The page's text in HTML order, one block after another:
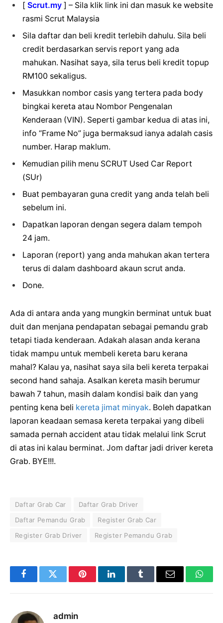
[ Scrut.my ] – Sila klik link ini dan masuk ke website
rasmi Scrut Malaysia
Sila daftar dan beli kredit terlebih dahulu. Sila beli
credit berdasarkan servis report yang ada
mahukan. Nasihat saya, sila terus beli kredit topup
RM100 sekaligus.
Masukkan nombor casis yang tertera pada body
bingkai kereta atau Nombor Pengenalan
Kenderaan (VIN). Seperti gambar kedua di atas ini,
info “Frame No” juga bermaksud ianya adalah casis
number. Harap maklum.
Kemudian pilih menu SCRUT Used Car Report
(SUr)
Buat pembayaran guna credit yang anda telah beli
sebelum ini.
Dapatkan laporan dengan segera dalam tempoh
24 jam.
Laporan (report) yang anda mahukan akan tertera
terus di dalam dashboard akaun scrut anda.
Done.
Ada di antara anda yang mungkin berminat untuk buat
duit dan menjana pendapatan sebagai pemandu grab
tetapi tiada kenderaan. Adakah alasan anda kerana
tidak mampu untuk membeli kereta baru kerana
mahal? Kalau ya, nasihat saya sila beli kereta terpakai
second hand sahaja. Asalkan kereta masih berumur
bawah 7 tahun, masih dalam kondisi baik dan yang
penting kena beli kereta jimat minyak. Boleh dapatkan
laporan keadaan semasa kereta terpakai yang dibeli
samada pernah accident atau tidak melalui link Scrut
di atas ini kalau berminat. Jom daftar jadi driver kereta
Grab. BYE!!!.
Daftar Grab Car
Daftar Grab Driver
Daftar Pemandu Grab
Register Grab Car
Register Grab Driver
Register Pemandu Grab
FacebookTwitter PinterestLinkedInTumblr Email
admin